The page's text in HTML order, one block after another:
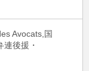
Avocats,国
後援・